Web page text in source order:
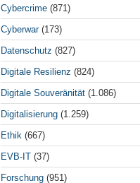
Cybercrime (871)
Cyberwar(173)
Datenschutz (827)
Digitale Resilienz (824)
Digitale Souveränität (1.086)
Digitalisierung (1.259)
Ethik (667)
EVB-IT (37)
Forschung (951)